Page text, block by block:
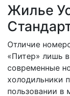
Жилье
Отличие
«Питер» лишь
современные
холодильники
пользовании в